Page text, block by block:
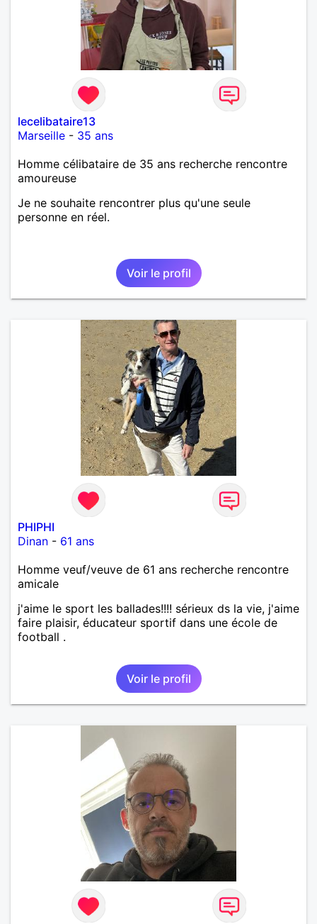
lecelibataire13
Marseille - 35 ans
Homme célibataire de 35 ans recherche rencontre
amoureuse
Je ne souhaite rencontrer plus qu'une seule
personne en réel.
Voir le profil
PHIPHI
Dinan - 61 ans
Homme veuf/veuve de 61 ans recherche rencontre
amicale
j'aime le sport les ballades!!!! sérieux ds la vie, j'aime
faire plaisir, éducateur sportif dans une école de
football .
Voir le profil